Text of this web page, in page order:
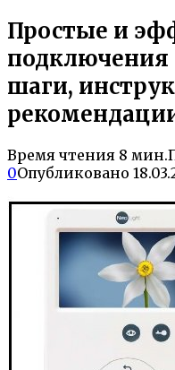
Простые и
шаги,
Время чтения 8 мин.
0Опубликовано